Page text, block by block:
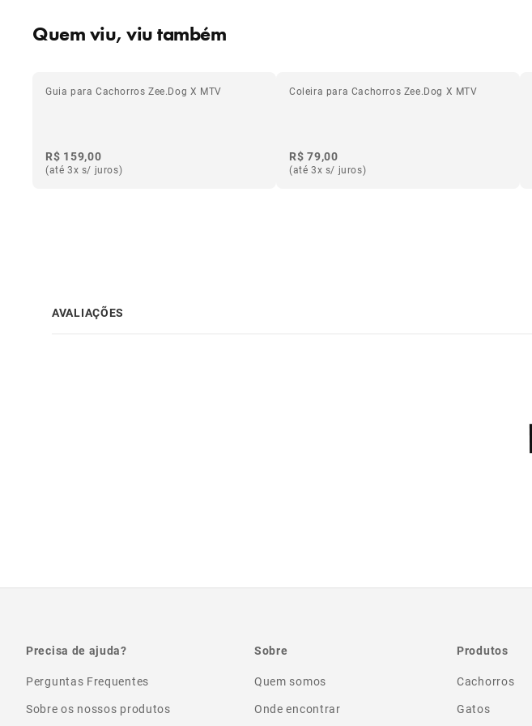
Quem viu, viu também
Guia para Cachorros Zee.Dog X MTV
R$ 159,00
(até 3x s/ juros)
Coleira para Cachorros Zee.Dog X MTV
R$ 79,00
(até 3x s/ juros)
AVALIAÇÕES
Precisa de ajuda?
Perguntas Frequentes
Sobre os nossos produtos
Sobre
Quem somos
Onde encontrar
Produtos
Cachorros
Gatos